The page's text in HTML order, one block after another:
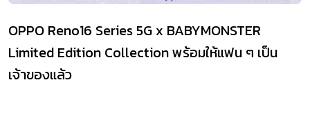
OPPO Reno16 Series 5G x BABYMONSTER
Limited Edition Collection พร้อมให้แฟน ๆ เป็น
เจ้าของแล้ว